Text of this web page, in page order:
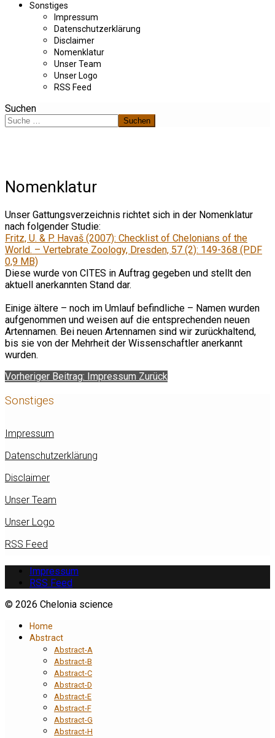
Sonstiges
Impressum
Datenschutzerklärung
Disclaimer
Nomenklatur
Unser Team
Unser Logo
RSS Feed
Suchen
Suchen
Nomenklatur
Unser Gattungsverzeichnis richtet sich in der Nomenklatur
nach folgender Studie:
Fritz, U. & P. Havaš (2007): Checklist of Chelonians of the
World. – Vertebrate Zoology, Dresden, 57 (2): 149-368 (PDF
0,9 MB)
Diese wurde von CITES in Auftrag gegeben und stellt den
aktuell anerkannten Stand dar.
Einige ältere – noch im Umlauf befindliche – Namen wurden
aufgenommen und weisen auf die entsprechenden neuen
Artennamen. Bei neuen Artennamen sind wir zurückhaltend,
bis sie von der Mehrheit der Wissenschaftler anerkannt
wurden.
Vorheriger Beitrag: Impressum Zurück
Sonstiges
Impressum
Datenschutzerklärung
Disclaimer
Unser Team
Unser Logo
RSS Feed
Impressum
RSS Feed
© 2026 Chelonia science
Home
Abstract
Abstract-A
Abstract-B
Abstract-C
Abstract-D
Abstract-E
Abstract-F
Abstract-G
Abstract-H